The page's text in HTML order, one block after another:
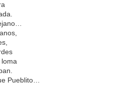
Pueblito…